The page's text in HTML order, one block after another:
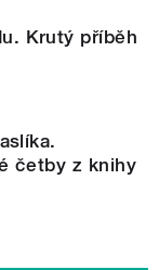
Krutý příběh
četby z knihy